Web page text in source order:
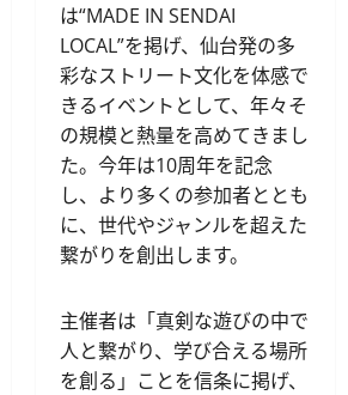
は“MADE IN SENDAI
LOCAL”を掲げ、仙台発の多
彩なストリート文化を体感で
きるイベントとして、年々そ
の規模と熱量を高めてきまし
た。今年は10周年を記念
し、より多くの参加者ととも
に、世代やジャンルを超えた
繋がりを創出します。
主催者は「真剣な遊びの中で
人と繋がり、学び合える場所
を創る」ことを信条に掲げ、